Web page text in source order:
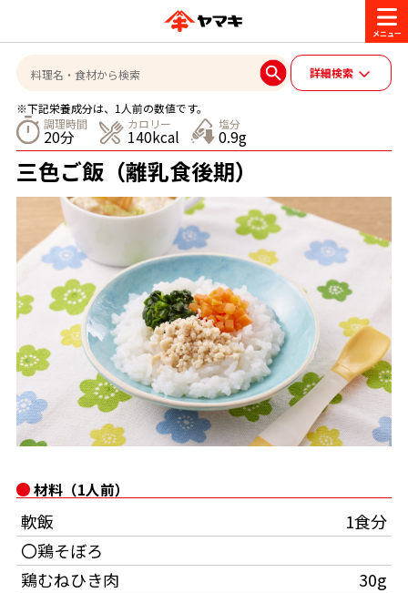
商品情報
ブランド一覧
ヤマキ『めんつゆ』 ヤマキ 割烹白だし
旨さ、別格。だし屋の鍋 韓福善シリーズ
レシピ
おいしいレシピを探す
おいしいレシピトップ
主食レシピ
主菜レシピ
汁物レシピ
おいしいレシピを商品から探す
かつお節・だしを楽しむ
かつお節・だしを知る
だしの取り方
かつお節の削り方
かつお節・だしをもっと知る
かつお節・だしを楽しむ
CM・キャンペーン
CM
キャンペーン一覧
企業・採用情報
企業情報
- 百年対話
採用情報
- ジョブリターン制
お問い合わせ
ヤマキお客様相談室
オンラインショップ
Global
詳細検索
※下記栄養成分は、1人前の数値です。
調理時間
20分
カロリー
140kcal
塩分
0.9g
三色ご飯（離乳食後期）
材料（1人前）
軟飯
1食分
〇鶏そぼろ
鶏むねひき肉
30g